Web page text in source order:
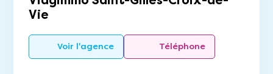
Vie
Voir l'agence Téléphone